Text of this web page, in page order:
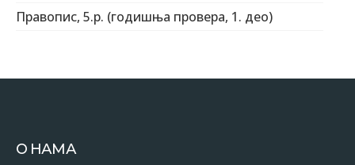
Правопис, 5.р. (годишња провера, 1. део)
О НАМА